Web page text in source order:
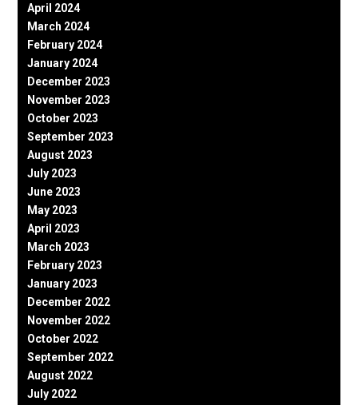
April 2024
March 2024
February 2024
January 2024
December 2023
November 2023
October 2023
September 2023
August 2023
July 2023
June 2023
May 2023
April 2023
March 2023
February 2023
January 2023
December 2022
November 2022
October 2022
September 2022
August 2022
July 2022